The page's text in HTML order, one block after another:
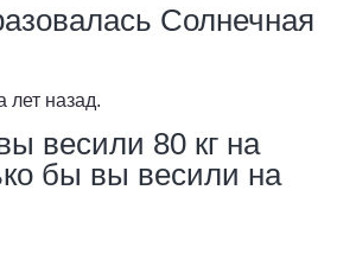
Солнечная
лет назад.
весили 80 кг на
бы вы весили на